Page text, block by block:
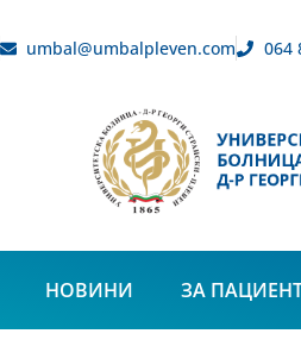
umbal@umbalpleven.com 064
НОВИНИ ЗА